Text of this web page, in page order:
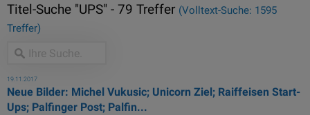
Titel-Suche "UPS" - 79 Treffer (Volltext-Suche: 1595
Treffer)
19.11.2017
Neue Bilder: Michel Vukusic; Unicorn Ziel; Raiffeisen Start-
Ups; Palfinger Post; Palfin...